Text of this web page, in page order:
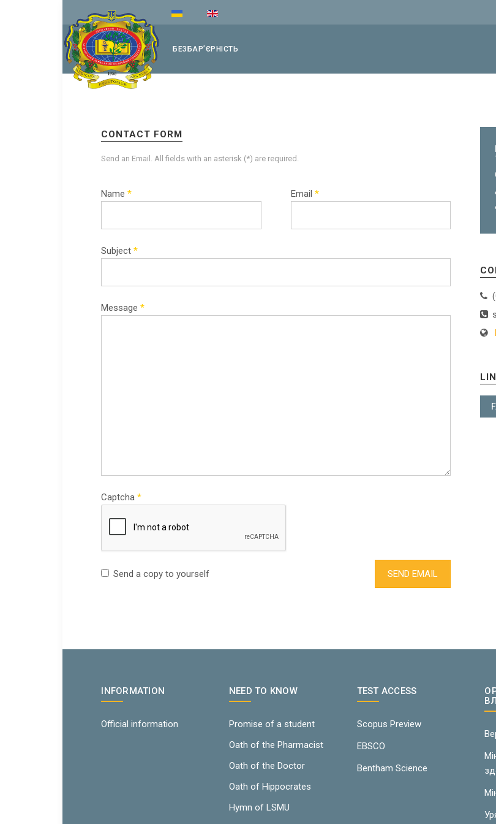
БЕЗБАРʼЄРНІСТЬ
CONTACT FORM
Send an Email. All fields with an asterisk (*) are required.
Name * Email *
Subject *
Message *
Captcha *
Send a copy to yourself SEND EMAIL
INFORMATION
Official information
NEED TO KNOW
Promise of a student
Oath of the Pharmacist
Oath of the Doctor
Oath of Hippocrates
Hymn of LSMU
TEST ACCESS
Scopus Preview
EBSCO
Bentham Science